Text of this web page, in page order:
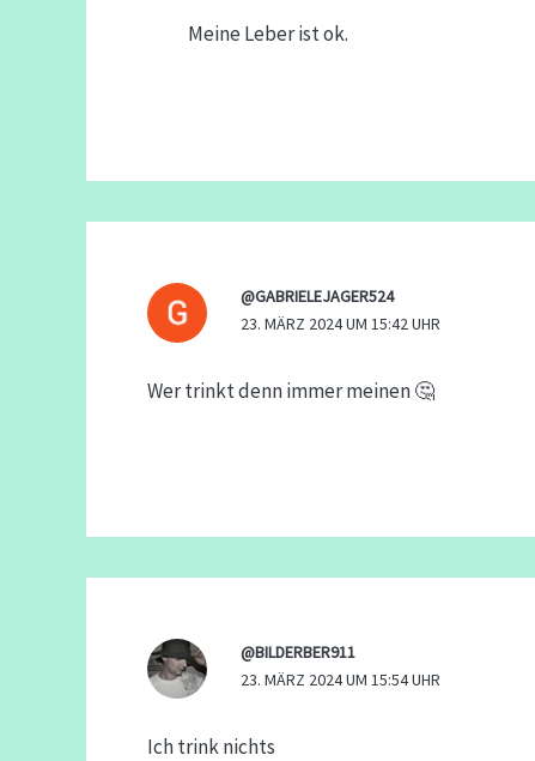
Meine Leber ist ok.
@GABRIELEJAGER524
23. MÄRZ 2024 UM 15:42 UHR
Wer trinkt denn immer meinen 🤔
@BILDERBER911
23. MÄRZ 2024 UM 15:54 UHR
Ich trink nichts